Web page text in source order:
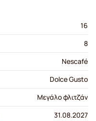
16
8
Nescafé
Dolce Gusto
Μεγάλο φλιτζάν
31.08.2027